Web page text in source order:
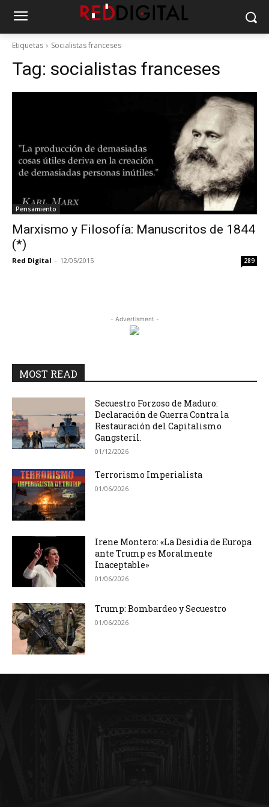
Etiquetas Socialistas franceses
Tag: socialistas franceses
Pensamiento
Marxismo y Filosofía: Manuscritos de 1844
(*)
Red Digital - 12/05/2015 289
- Advertisment -
MOST READ
Secuestro Forzoso de Maduro:
Declaración de Guerra Contra la
Restauración del Capitalismo
Gangsteril.
01/12/2026
Terrorismo Imperialista
01/06/2026
Irene Montero: «La Desidia de Europa
ante Trump es Moralmente
Inaceptable»
01/06/2026
Trump: Bombardeo y Secuestro
01/06/2026